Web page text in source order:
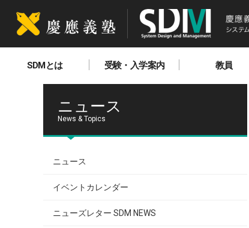
SDMとは 受験・入学案内 教員
ニュース
News & Topics
ニュース
イベントカレンダー
ニューズレター SDM NEWS